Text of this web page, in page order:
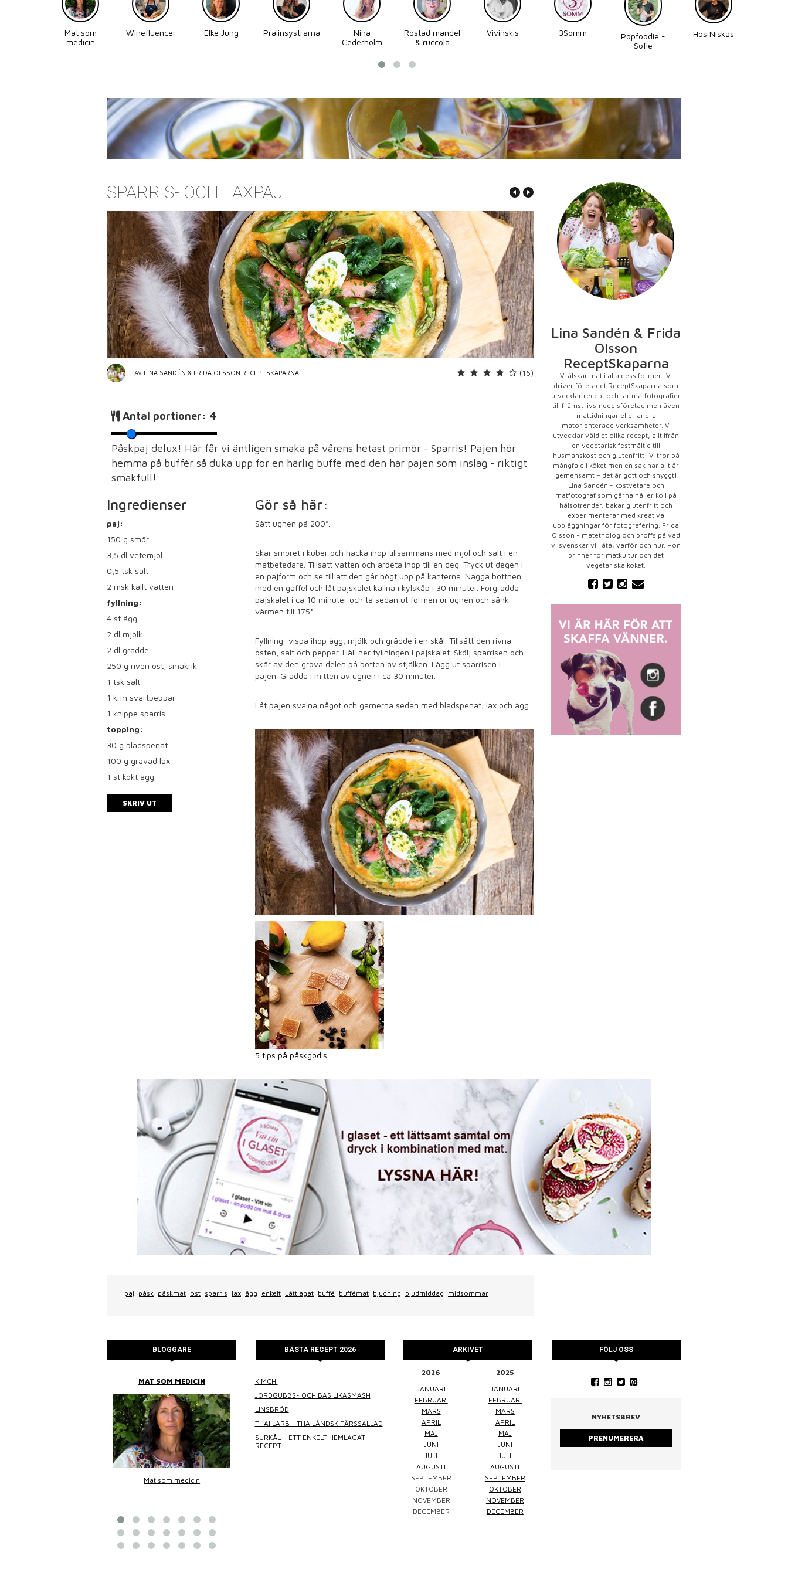
Mat som
medicin
Winefluencer Elke Jung Pralinsystrarna
Nina
Cederholm
Rostad mandel
& ruccola
Vivinskis 3Somm
Popfoodie -
Sofie
Hos Niskas
SPARRIS- OCH LAXPAJ
AV LINA SANDÉN & FRIDA OLSSON RECEPTSKAPARNA (16)
Antal portioner: 4
Påskpaj delux! Här får vi äntligen smaka på vårens hetast primör - Sparris! Pajen hör
hemma på buffér så duka upp för en härlig buffé med den här pajen som inslag - riktigt
smakfull!
Ingredienser
paj:
150 g smör
3,5 dl vetemjöl
0,5 tsk salt
2 msk kallt vatten
fyllning:
4 st ägg
2 dl mjölk
2 dl grädde
250 g riven ost, smakrik
1 tsk salt
1 krm svartpeppar
1 knippe sparris
topping:
30 g bladspenat
100 g gravad lax
1 st kokt ägg
SKRIV UT
Gör så här:
Sätt ugnen på 200°.
Skär smöret i kuber och hacka ihop tillsammans med mjöl och salt i en
matbetedare. Tillsätt vatten och arbeta ihop till en deg. Tryck ut degen i
en pajform och se till att den går högt upp på kanterna. Nagga bottnen
med en gaffel och låt pajskalet kallna i kylskåp i 30 minuter. Förgrädda
pajskalet i ca 10 minuter och ta sedan ut formen ur ugnen och sänk
värmen till 175°.
Fyllning: vispa ihop ägg, mjölk och grädde i en skål. Tillsätt den rivna
osten, salt och peppar. Häll ner fyllningen i pajskalet. Skölj sparrisen och
skär av den grova delen på botten av stjälken. Lägg ut sparrisen i
pajen. Grädda i mitten av ugnen i ca 30 minuter.
Låt pajen svalna något och garnerna sedan med bladspenat, lax och ägg.
5 tips på påskgodis
paj påsk påskmat ost sparris lax ägg enkelt Lättlagat buffé buffémat bjudning bjudmiddag midsommar
Lina Sandén & Frida
Olsson
ReceptSkaparna
Vi älskar mat i alla dess former! Vi
driver företaget ReceptSkaparna som
utvecklar recept och tar matfotografier
till främst livsmedelsföretag men även
mattidningar eller andra
matorienterade verksamheter. Vi
utvecklar väldigt olika recept, allt ifrån
en vegetarisk festmåltid till
husmanskost och glutenfritt! Vi tror på
mångfald i köket men en sak har allt är
gemensamt – det är gott och snyggt!
Lina Sandén - kostvetare och
matfotograf som gärna håller koll på
hälsotrender, bakar glutenfritt och
experimenterar med kreativa
uppläggningar för fotografering. Frida
Olsson - matetnolog och proffs på vad
vi svenskar vill äta, varför och hur. Hon
brinner för matkultur och det
vegetariska köket.
BLOGGARE
MAT SOM MEDICIN
Mat som medicin
WINEFLUENCER
Elke Jung Pralinsystrarna
NINA CEDERHOLM
BÄSTA RECEPT 2026
KIMCHI
JORDGUBBS- OCH BASILIKASMASH
LINSBRÖD
THAI LARB - THAILÄNDSK FÄRSSALLAD
SURKÅL – ETT ENKELT HEMLAGAT
RECEPT
ARKIVET
2026
JANUARI
FEBRUARI
MARS
APRIL
MAJ
JUNI
JULI
AUGUSTI
SEPTEMBER
OKTOBER
NOVEMBER
DECEMBER
2025
JANUARI
FEBRUARI
MARS
APRIL
MAJ
JUNI
JULI
AUGUSTI
SEPTEMBER
OKTOBER
NOVEMBER
DECEMBER
FÖLJ OSS
NYHETSBREV
PRENUMERERA